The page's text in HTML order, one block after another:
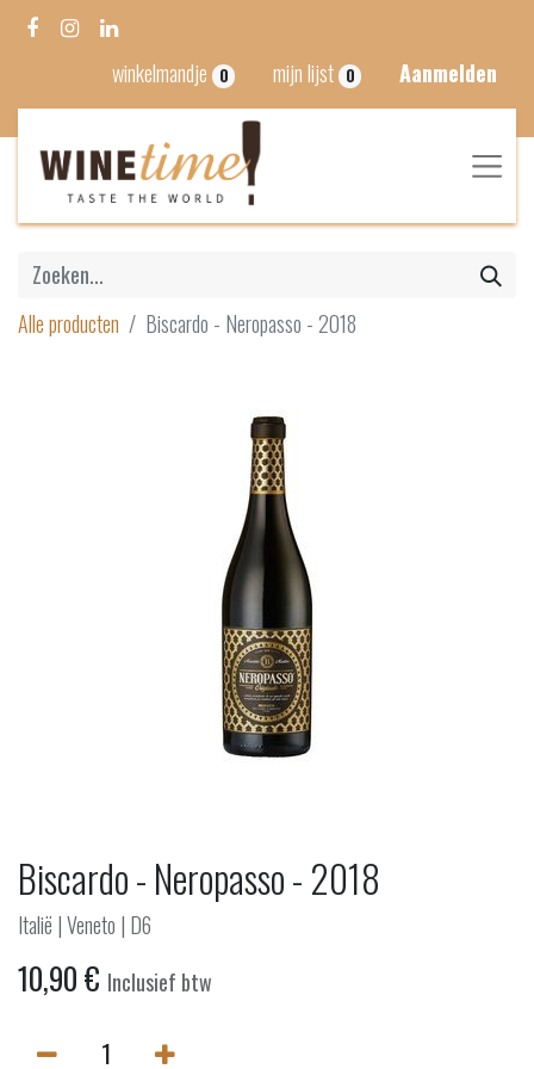
winkelmandje 0 mijn lijst 0 Aanmelden
Alle producten Biscardo - Neropasso - 2018
Biscardo - Neropasso - 2018
Italië | Veneto | D6
10,90€ Inclusief btw